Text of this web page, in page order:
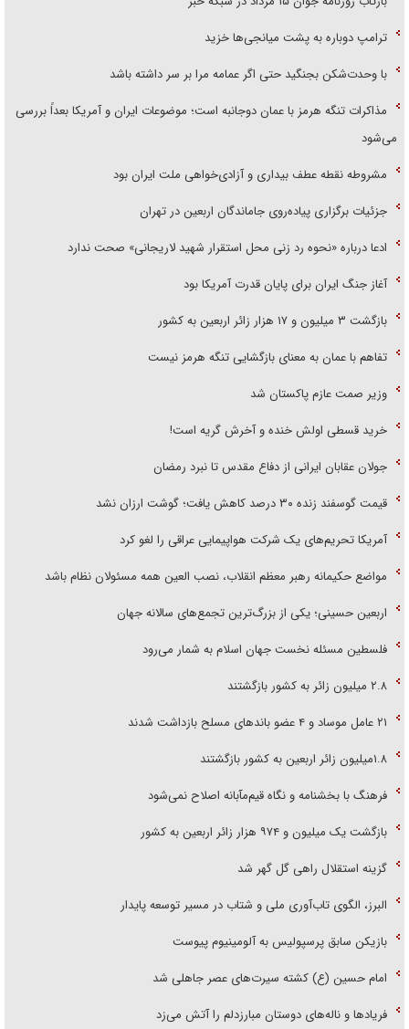
ترامپ دوباره به پشت میانجی‌ها خزید
با وحدت‌شکن بجنگید حتی اگر عمامه مرا بر سر داشته باشد
مذاکرات تنگه هرمز با عمان دوجانبه است؛ موضوعات ایران و آمریکا بعداً بررسی
می‌شود
مشروطه نقطه عطف بیداری و آزادی‌خواهی ملت ایران بود
جزئیات برگزاری پیاده‌روی جاماندگان اربعین در تهران
ادعا درباره «نحوه رد زنی محل استقرار شهید لاریجانی» صحت ندارد
آغاز جنگ ایران برای پایان قدرت آمریکا بود
بازگشت ۳ میلیون و ۱۷ هزار زائر اربعین به کشور
تفاهم با عمان به معنای بازگشایی تنگه هرمز نیست
وزیر صمت عازم پاکستان شد
خرید قسطی اولش خنده و آخرش گریه است!
جولان عقابان ایرانی از دفاع مقدس تا نبرد رمضان
قیمت گوسفند زنده ۳۰ درصد کاهش یافت؛ گوشت ارزان نشد
آمریکا تحریم‌های یک شرکت هواپیمایی عراقی را لغو کرد
مواضع حکیمانه رهبر معظم انقلاب، نصب العین همه مسئولان نظام باشد
اربعین حسینی؛ یکی از بزرگ‌ترین تجمع‌های سالانه جهان
فلسطین مسئله نخست جهان اسلام به شمار می‌رود
۲.۸ میلیون زائر به کشور بازگشتند
۲۱ عامل موساد و ۴ عضو باند‌های مسلح بازداشت شدند
۱.۸میلیون زائر اربعین به کشور بازگشتند
فرهنگ با بخشنامه و نگاه قیم‌مآبانه اصلاح نمی‌شود
بازگشت یک میلیون و ۹۷۴ هزار زائر اربعین به کشور
گزینه استقلال راهی گل گهر شد
البرز، الگوی تاب‌آوری ملی و شتاب در مسیر توسعه پایدار
بازیکن سابق پرسپولیس به آلومینیوم پیوست
امام حسین (ع) کشته سیرت‌های عصر جاهلی شد
فریاد‌ها و ناله‌های دوستان مبارزدلم را آتش می‌زد